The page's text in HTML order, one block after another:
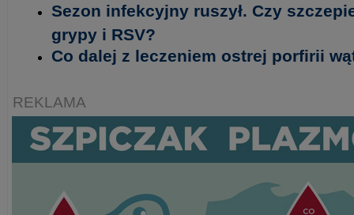
Sezon infekcyjny ruszył. Czy
grypy i RSV?
Co dalej z leczeniem ostrej porfirii
REKLAMA